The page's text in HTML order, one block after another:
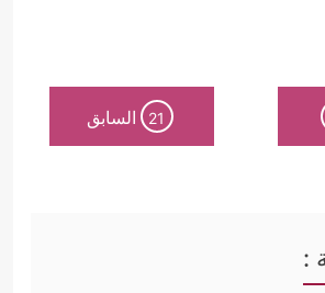
21 السابق
: